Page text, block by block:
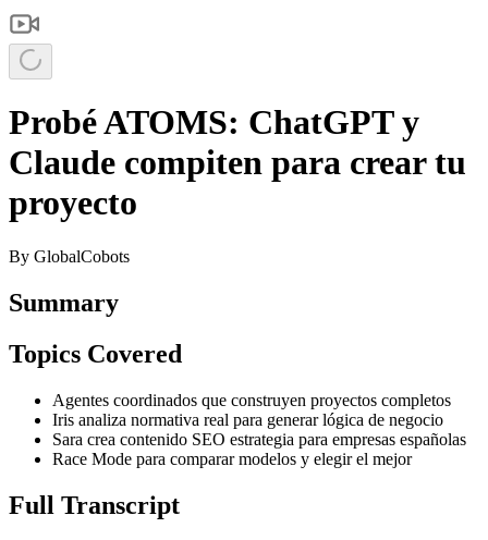
Probé ATOMS: ChatGPT y
Claude compiten para crear tu
proyecto
By GlobalCobots
Summary
Topics Covered
Agentes coordinados que construyen proyectos completos
Iris analiza normativa real para generar lógica de negocio
Sara crea contenido SEO estrategia para empresas españolas
Race Mode para comparar modelos y elegir el mejor
Full Transcript